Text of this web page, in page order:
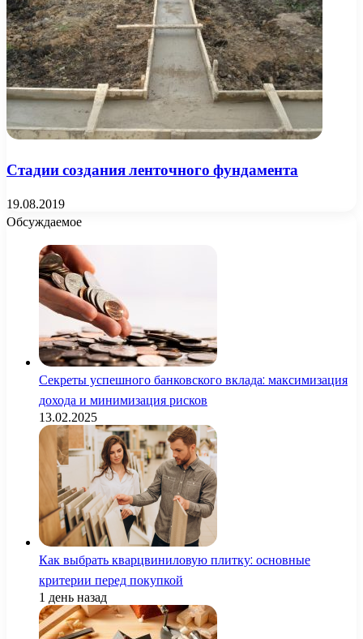
Стадии создания ленточного фундамента
19.08.2019
Обсуждаемое
Секреты успешного банковского вклада: максимизация
дохода и минимизация рисков
13.02.2025
Как выбрать кварцвиниловую плитку: основные
критерии перед покупкой
1 день назад